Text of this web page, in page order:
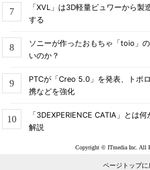
「XVL」は3D軽量ビュワーから
する
ソニーが作ったおもちゃ「toio」
いのか？
PTCが「Creo 5.0」を発表、トポ
携などを強化
「3DEXPERIENCE CATIA」とは
解説
Copyright © ITmedia Inc. All
ページトップに